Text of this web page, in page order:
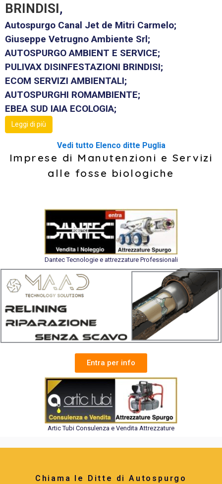
BRINDISI,
Autospurgo Canal Jet de Mitri Carmelo;
Giuseppe Vetrugno Ambiente Srl;
AUTOSPURGO AMBIENT E SERVICE;
PULIVAX DISINFESTAZIONI BRINDISI;
ECOM SERVIZI AMBIENTALI;
AUTOSPURGHI ROMAMBIENTE;
EBEA SUD IAIA ECOLOGIA;
Leggi di più
Vedi tutto Elenco ditte Puglia
Imprese di Manutenzioni e Servizi
alle fosse biologiche
Dantec Tecnologie e attrezzature Professionali
Entra per info
Artic Tubi Consulenza e Vendita Attrezzature
Chiama le Ditte di Autospurgo